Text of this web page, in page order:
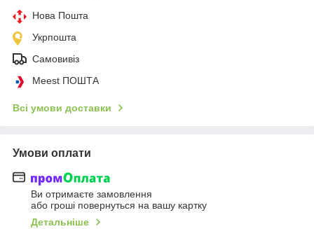
Нова Пошта
Укрпошта
Самовивіз
Meest ПОШТА
Всі умови доставки
Умови оплати
Ви отримаєте замовлення
або гроші повернуться на вашу картку
Детальніше